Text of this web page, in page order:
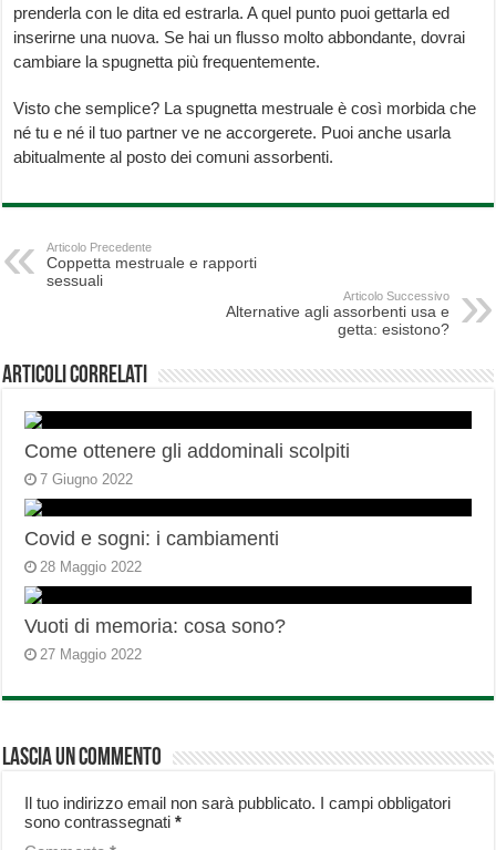
prenderla con le dita ed estrarla. A quel punto puoi gettarla ed
inserirne una nuova. Se hai un flusso molto abbondante, dovrai
cambiare la spugnetta più frequentemente.
Visto che semplice? La spugnetta mestruale è così morbida che
né tu e né il tuo partner ve ne accorgerete. Puoi anche usarla
abitualmente al posto dei comuni assorbenti.
Articolo Precedente
Coppetta mestruale e rapporti
sessuali
Articolo Successivo
Alternative agli assorbenti usa e
getta: esistono?
Articoli correlati
Come ottenere gli addominali scolpiti
7 Giugno 2022
Covid e sogni: i cambiamenti
28 Maggio 2022
Vuoti di memoria: cosa sono?
27 Maggio 2022
Lascia un commento
Il tuo indirizzo email non sarà pubblicato. I campi obbligatori
sono contrassegnati*